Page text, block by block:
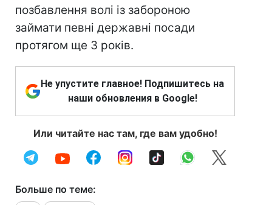
позбавлення волі із забороною
займати певні державні посади
протягом ще 3 років.
Не упустите главное! Подпишитесь на
наши обновления в Google!
Или читайте нас там, где вам удобно!
Больше по теме: